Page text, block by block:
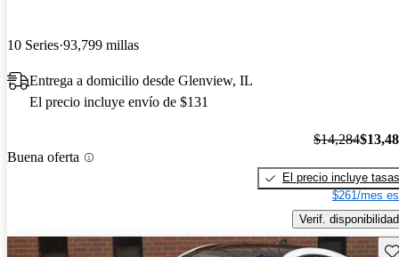
10 Series 93,799 millas
Entrega a domicilio desde Glenview, IL
El precio incluye envío de $131
Buena oferta
$14,284
El precio incluye tasas
$261/mes
Verif. disponibilidad